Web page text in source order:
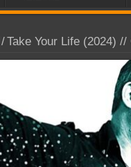
/Take Your Life (2024)